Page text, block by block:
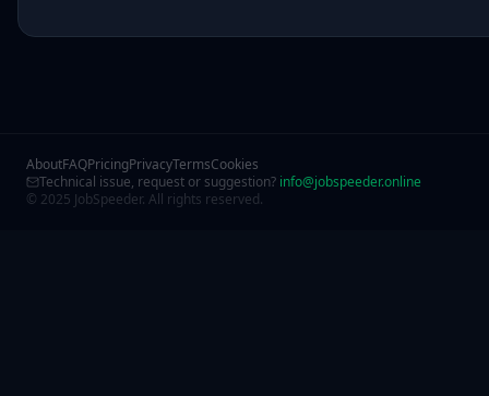
AboutFAQPricingPrivacyTermsCookies
Technical issue, request or suggestion? info@jobspeeder.online
© 2025 JobSpeeder. All rights reserved.